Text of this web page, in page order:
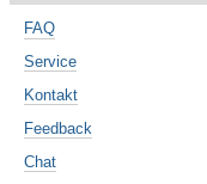
FAQ
Service
Kontakt
Feedback
Chat